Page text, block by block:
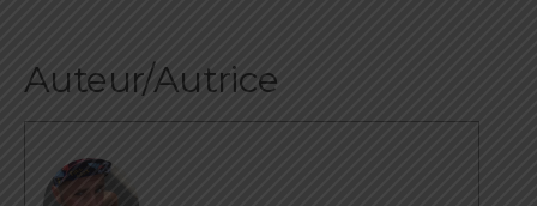
Auteur/Autrice